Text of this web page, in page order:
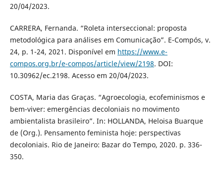
20/04/2023.
CARRERA, Fernanda. “Roleta interseccional: proposta
metodológica para análises em Comunicação”. E-Compós, v.
24, p. 1-24, 2021. Disponível em https://www.e-
compos.org.br/e-compos/article/view/2198. DOI:
10.30962/ec.2198. Acesso em 20/04/2023.
COSTA, Maria das Graças. “Agroecologia, ecofeminismos e
bem-viver: emergências decoloniais no movimento
ambientalista brasileiro”. In: HOLLANDA, Heloisa Buarque
de (Org.). Pensamento feminista hoje: perspectivas
decoloniais. Rio de Janeiro: Bazar do Tempo, 2020. p. 336-
350.